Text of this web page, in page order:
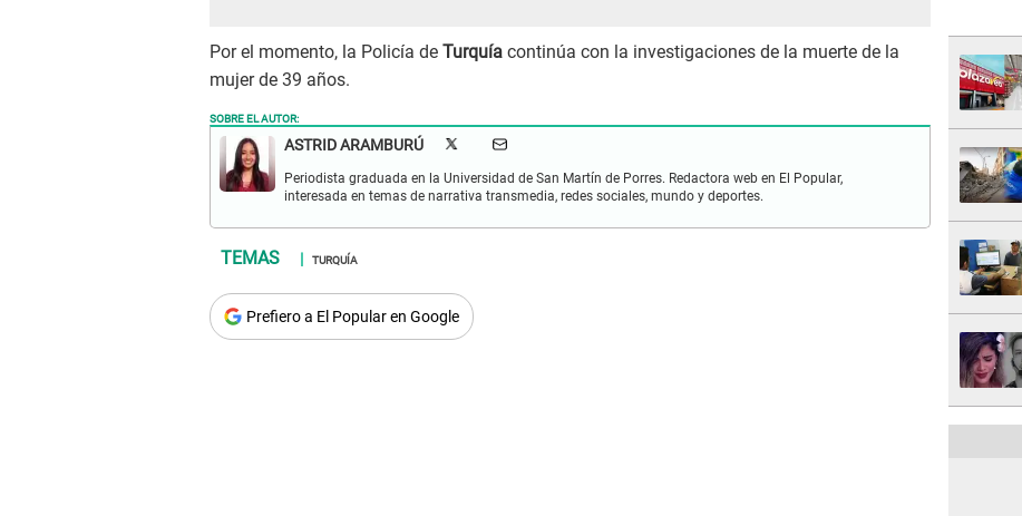
Por el momento, la Policía de Turquía continúa con la investigaciones de la muerte de la
mujer de 39 años.
SOBRE EL AUTOR:
ASTRID ARAMBURÚ
Periodista graduada en la Universidad de San Martín de Porres. Redactora web en El Popular,
interesada en temas de narrativa transmedia, redes sociales, mundo y deportes.
TURQUÍA
Prefiero a El Popular en Google